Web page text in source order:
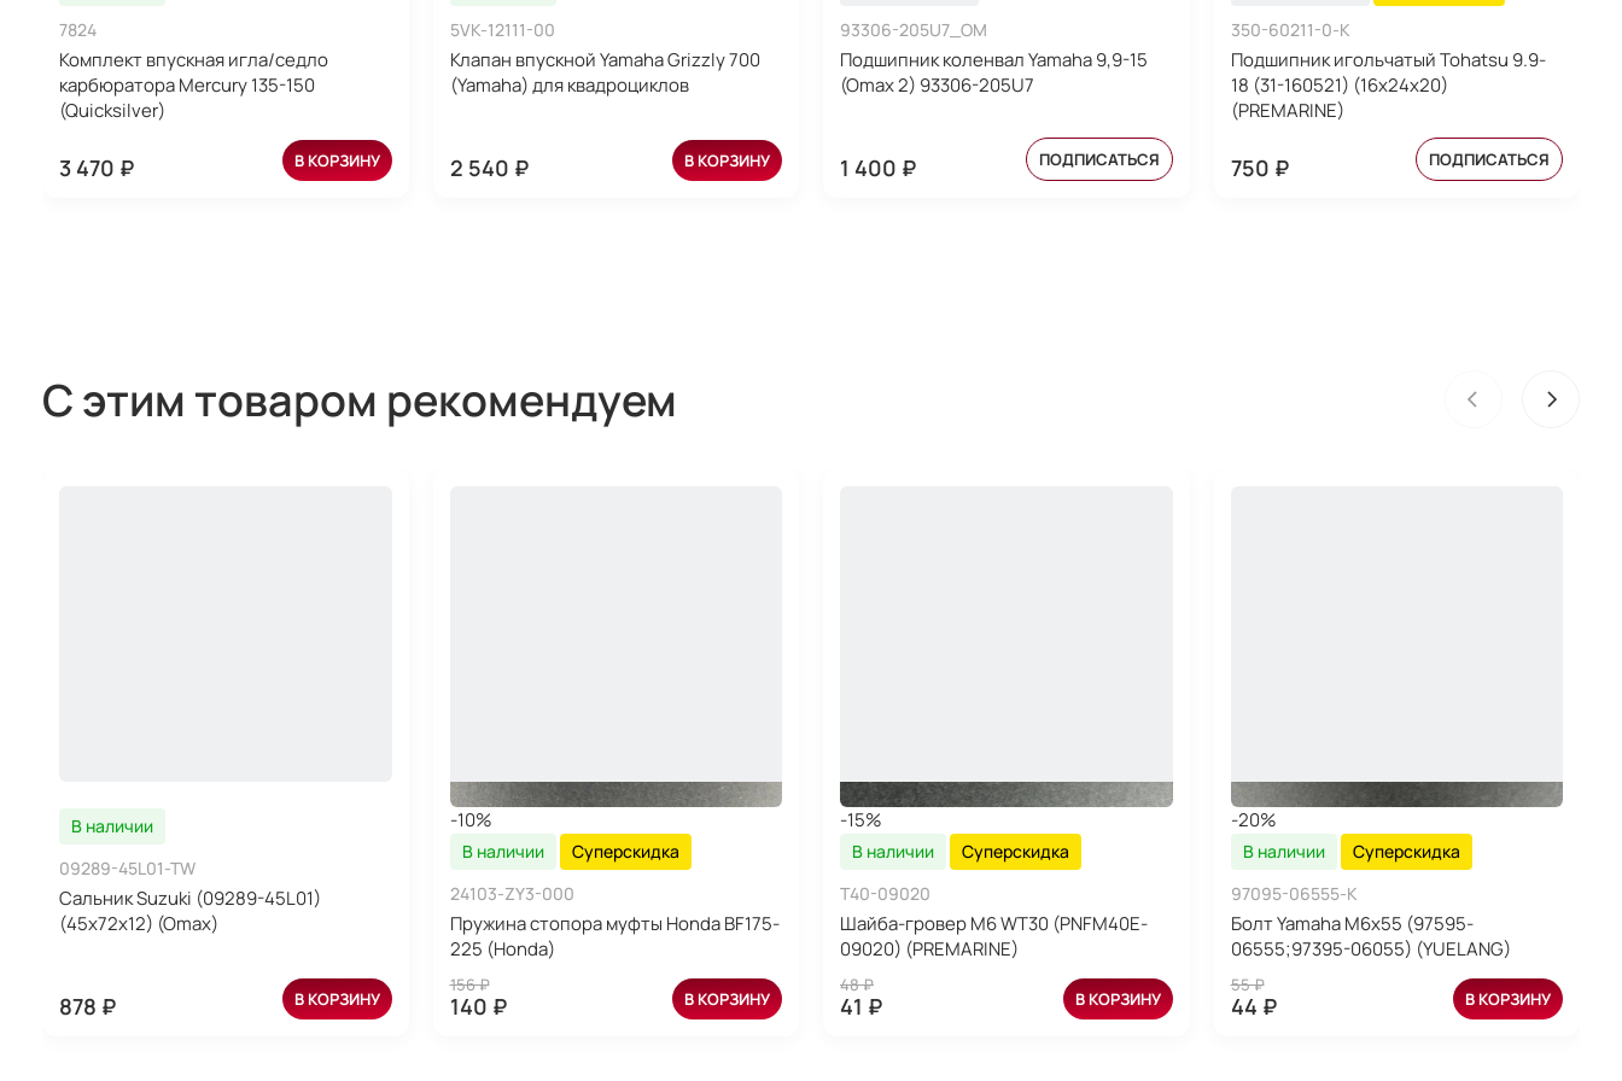
7824
Комплект впускная игла/седло
карбюратора Mercury 135-150
(Quicksilver)
3 470 ₽ В КОРЗИНУ
5VK-12111-00
Клапан впускной Yamaha Grizzly 700
(Yamaha) для квадроциклов
2 540 ₽ В КОРЗИНУ
93306-205U7_OM
Подшипник коленвал Yamaha 9,9-15
(Omax 2) 93306-205U7
1 400 ₽ ПОДПИСАТЬСЯ
350-60211-0-K
Подшипник игольчатый Tohatsu 9.9-
18 (31-160521) (16x24x20)
(PREMARINE)
750 ₽ ПОДПИСАТЬСЯ
С этим товаром рекомендуем
В наличии
09289-45L01-TW
Сальник Suzuki (09289-45L01)
(45x72x12) (Omax)
878 ₽ В КОРЗИНУ
-10%
В наличии
Суперскидка
24103-ZY3-000
Пружина стопора муфты Honda BF175-
225 (Honda)
156 ₽
140 ₽ В КОРЗИНУ
-15%
В наличии
Суперскидка
T40-09020
Шайба-гровер M6 WT30 (PNFM40E-
09020) (PREMARINE)
48 ₽
41 ₽ В КОРЗИНУ
-20%
В наличии
Суперскидка
97095-06555-K
Болт Yamaha M6x55 (97595-
06555;97395-06055) (YUELANG)
55 ₽
44 ₽ В КОРЗИНУ